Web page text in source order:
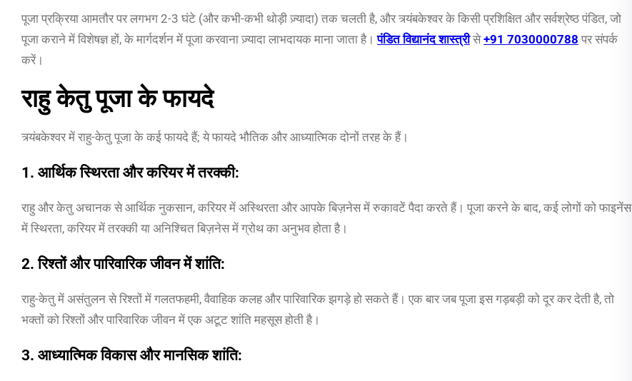
पूजा प्रक्रिया आमतौर पर लगभग 2-3 घंटे (और कभी-कभी थोड़ी ज़्यादा) तक चलती है, और त्र्यंबकेश्वर के किसी प्रशिक्षित और सर्वश्रेष्ठ पंडित, जो
पूजा कराने में विशेषज्ञ हों, के मार्गदर्शन में पूजा करवाना ज़्यादा लाभदायक माना जाता है।पंडित विद्यानंद शास्त्रीसे+91 7030000788 पर संपर्क
करें।
राहु केतु पूजा के फायदे
त्र्यंबकेश्वर में राहु-केतु पूजा के कई फायदे हैं; ये फायदे भौतिक और आध्यात्मिक दोनों तरह के हैं।
1. आर्थिक स्थिरता और करियर में तरक्की:
राहु और केतु अचानक से आर्थिक नुकसान, करियर में अस्थिरता और आपके बिज़नेस में रुकावटें पैदा करते हैं। पूजा करने के बाद, कई लोगों को फाइनेंस
में स्थिरता, करियर में तरक्की या अनिश्चित बिज़नेस में ग्रोथ का अनुभव होता है।
2. रिश्तों और पारिवारिक जीवन में शांति:
राहु-केतु में असंतुलन से रिश्तों में गलतफहमी, वैवाहिक कलह और पारिवारिक झगड़े हो सकते हैं। एक बार जब पूजा इस गड़बड़ी को दूर कर देती है, तो
भक्तों को रिश्तों और पारिवारिक जीवन में एक अटूट शांति महसूस होती है।
3. आध्यात्मिक विकास और मानसिक शांति: